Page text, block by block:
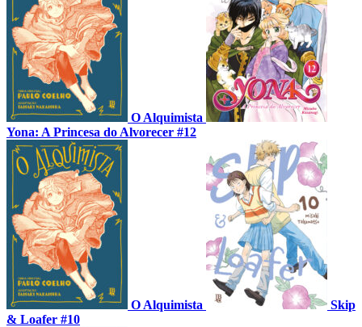
O Alquimista
Yona: A Princesa do Alvorecer #12
O Alquimista
Skip
& Loafer #10